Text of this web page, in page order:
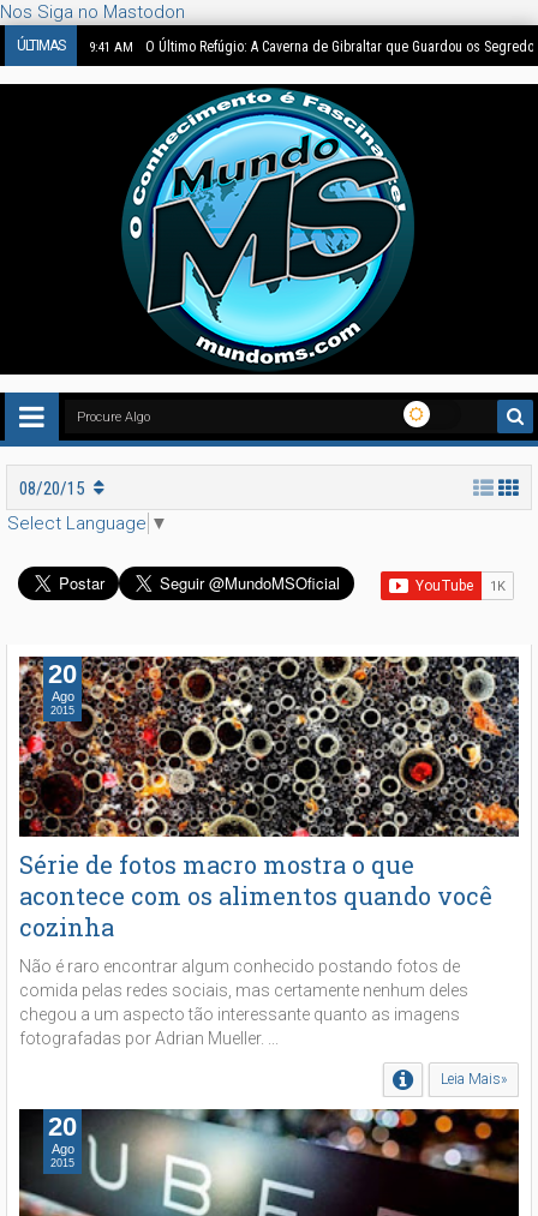
Nos Siga no Mastodon
ÚLTIMAS 9:41 AM O Último Refúgio: A Caverna de Gibraltar que Guardou os
08/20/15
Select Language ▼
Série de fotos macro mostra o que
acontece com os alimentos quando você
cozinha
Não é raro encontrar algum conhecido postando fotos de
comida pelas redes sociais, mas certamente nenhum deles
chegou a um aspecto tão interessante quanto as imagens
fotografadas por Adrian Mueller. ...
Leia Mais»
20
Ago
2015
20
Ago
2015